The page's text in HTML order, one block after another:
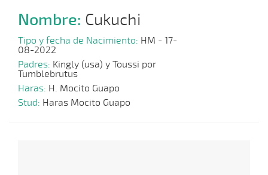
Nombre: Cukuchi
Tipo y fecha de Nacimiento: HM - 17-
08-2022
Padres: Kingly (usa) y Toussi por
Tumblebrutus
Haras: H. Mocito Guapo
Stud: Haras Mocito Guapo